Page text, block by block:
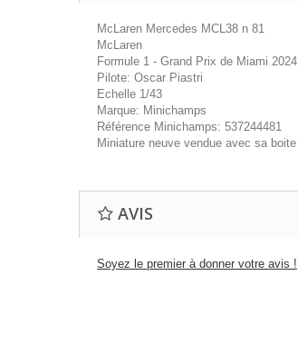
McLaren Mercedes MCL38 n 81
McLaren
Formule 1 - Grand Prix de Miami 2024
Pilote: Oscar Piastri
Echelle 1/43
Marque: Minichamps
Référence Minichamps: 537244481
Miniature neuve vendue avec sa boite
AVIS
Soyez le premier à donner votre avis !